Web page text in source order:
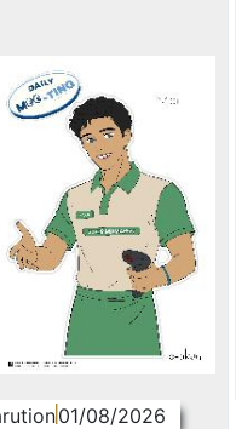
01/08/2026